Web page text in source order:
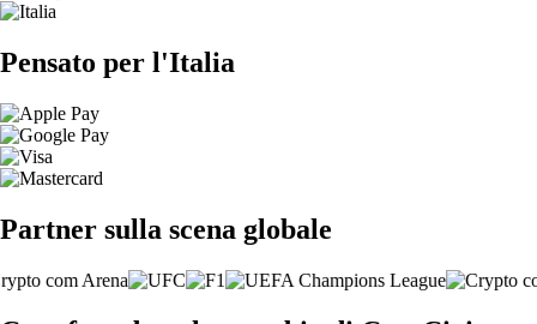
Pensato per l'Italia
Partner sulla scena globale